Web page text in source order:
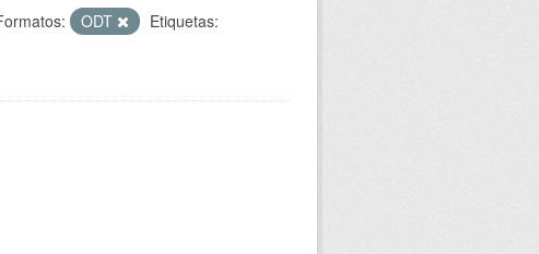
ODT
Etiquetas: